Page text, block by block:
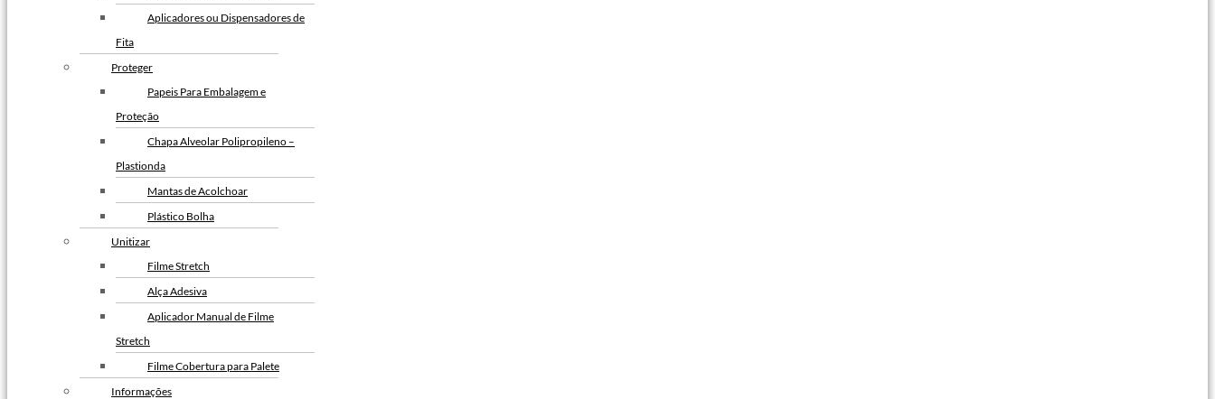
Aplicadores ou Dispensadores de
Fita
Proteger
Papeis Para Embalagem e
Proteção
Chapa Alveolar Polipropileno –
Plastionda
Mantas de Acolchoar
Plástico Bolha
Unitizar
Filme Stretch
Alça Adesiva
Aplicador Manual de Filme
Stretch
Filme Cobertura para Palete
Informações